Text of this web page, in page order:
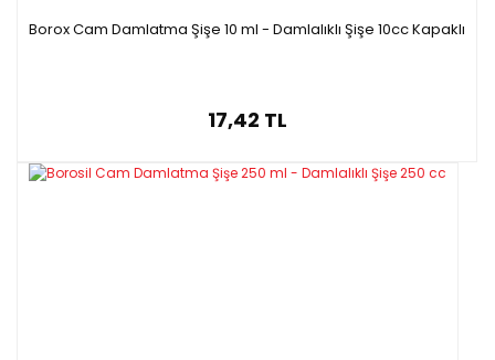
Borox Cam Damlatma Şişe 10 ml - Damlalıklı Şişe 10cc Kapaklı
17,42 TL